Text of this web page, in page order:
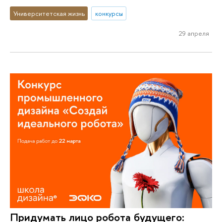
Университетская жизнь конкурсы
29 апреля
Придумать лицо робота будущего: